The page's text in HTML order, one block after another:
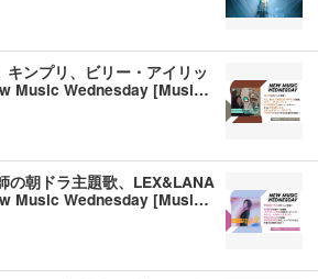
ンプリ、ビリー・アイリッ
Music Wednesday [Musi…
の朝ドラ主題歌、LEX&LANA
Music Wednesday [Musi…